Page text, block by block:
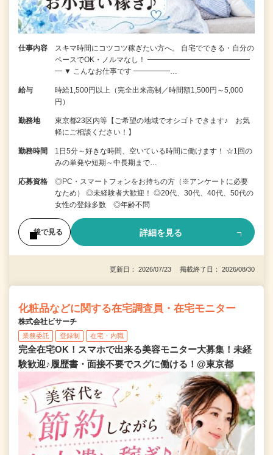
仕事内容
スキマ時間にコツコツ稼ぎたい方へ。 自宅でできる・自分の
ペースでOK・ノルマなし！ ━━━━━━━━━━━━━━
━ ▼ こんなお仕事です ━━━━━…
給与
時給1,500円以上（完全出来高制／時間額1,500円～5,000
円）
勤務地
東京都23区内等【ご希望の地域でオシゴトできます♪ お気
軽にご相談ください！】
勤務時間
1日5分～好きな時間、空いている時間に働けます！ ☆1回の
みの単発や短期～中長期まで…
応募資格
◎PC・スマートフォンをお持ちの方（※アンケートに必要
なため） ◎未経験者大歓迎！ ◎20代、30代、40代、50代の
女性の登録多数 ◎年齢不問
後で見る 詳細を見る
更新日： 2026/07/23 掲載終了日： 2026/08/30
化粧品などに関する在宅調査員・在宅モニター
株式会社ビサーチ
業務委託 登録制 在宅・内職
完全在宅OK！スマホで出来る美容モニター大募集！未経
験歓迎♪履歴書・面接不要でスグに働ける！@東京都